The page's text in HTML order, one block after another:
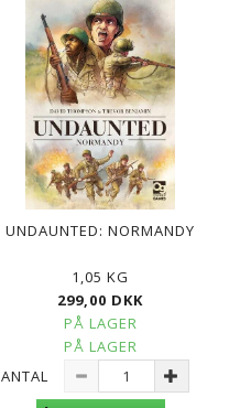
UNDAUNTED: NORMANDY
1,05 KG
299,00 DKK
PÅ LAGER
PÅ LAGER
ANTAL